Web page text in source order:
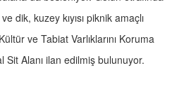
dik, kuzey kıyısı piknik amaçlı
ve Tabiat Varlıklarını Koruma
Sit Alanı ilan edilmiş bulunuyor.